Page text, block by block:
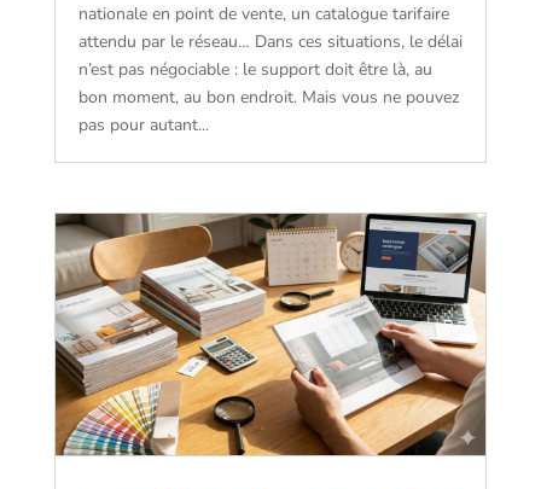
nationale en point de vente, un catalogue tarifaire
attendu par le réseau… Dans ces situations, le délai
n’est pas négociable : le support doit être là, au
bon moment, au bon endroit. Mais vous ne pouvez
pas pour autant...